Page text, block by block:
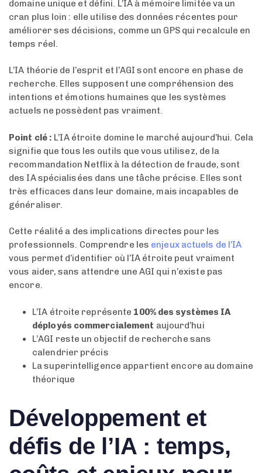
domaine unique et défini. L’IA à mémoire limitée va un
cran plus loin : elle utilise des données récentes pour
améliorer ses décisions, comme un GPS qui recalcule en
temps réel.
L’IA théorie de l’esprit et l’AGI sont encore en phase de
recherche. Elles supposent une compréhension des
intentions et émotions humaines que les systèmes
actuels ne possèdent pas vraiment.
Point clé : L’IA étroite domine le marché aujourd’hui. Cela
signifie que tous les outils que vous utilisez, de la
recommandation Netflix à la détection de fraude, sont
des IA spécialisées dans une tâche précise. Elles sont
très efficaces dans leur domaine, mais incapables de
généraliser.
Cette réalité a des implications directes pour les
professionnels. Comprendre les enjeux actuels de l’IA
vous permet d’identifier où l’IA étroite peut vraiment
vous aider, sans attendre une AGI qui n’existe pas
encore.
L’IA étroite représente 100% des systèmes IA
déployés commercialement aujourd’hui
L’AGI reste un objectif de recherche sans
calendrier précis
La superintelligence appartient encore au domaine
théorique
Développement et
défis de l’IA : temps,